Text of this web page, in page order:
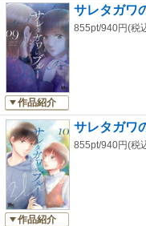
作品紹介
サレタガワ
855pt/940円(税
作品紹介
サレタガワ
855pt/940円(税